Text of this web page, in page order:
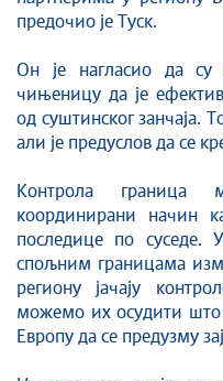
предочио је Туск.
Он је нагласио да су
чињеницу да је
од суштинског занчаја.
али је предуслов да се
Контрола
координирани начин
последице по суседе.
спољним границама
региону јачају
можемо их осудити
Европу да се предузму